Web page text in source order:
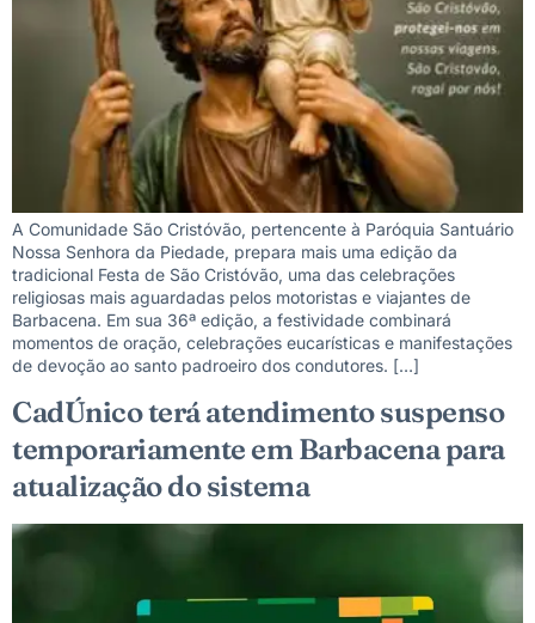
A Comunidade São Cristóvão, pertencente à Paróquia Santuário
Nossa Senhora da Piedade, prepara mais uma edição da
tradicional Festa de São Cristóvão, uma das celebrações
religiosas mais aguardadas pelos motoristas e viajantes de
Barbacena. Em sua 36ª edição, a festividade combinará
momentos de oração, celebrações eucarísticas e manifestações
de devoção ao santo padroeiro dos condutores. […]
CadÚnico terá atendimento suspenso
temporariamente em Barbacena para
atualização do sistema